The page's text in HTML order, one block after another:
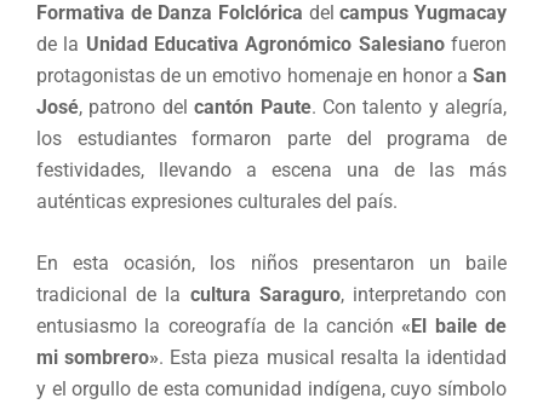
Formativa de Danza Folclórica delcampus Yugmacay
de la Unidad Educativa Agronómico Salesianofueron
protagonistas de un emotivo homenaje en honor a San
José, patrono delcantón Paute. Con talento y alegría,
los estudiantes formaron parte del programa de
festividades, llevando a escena una de las más
auténticas expresiones culturales del país.
En esta ocasión, los niños presentaron un baile
tradicional de la cultura Saraguro, interpretando con
entusiasmo la coreografía de la canción«El baile de
mi sombrero». Esta pieza musical resalta la identidad
y el orgullo de esta comunidad indígena, cuyo símbolo